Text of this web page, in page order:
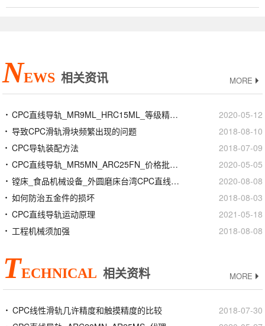
简称为导轨。运动部件的运动轨
市场已经经历了约5年的低迷，
NEWS 相关资讯 MORE
CPC直线导轨_MR9ML_HRC15ML_等级精度安装
2020-05-12
导致CPC滑轨滑块频繁出现的问题
2018-08-10
CPC导轨装配方法
2018-07-09
CPC直线导轨_MR5MN_ARC25FN_价格批发生产厂家
2020-05-05
镗床_食品机械设备_外圆磨床台湾CPC直线导轨滑块
2020-08-08
如何防治五金件的损坏
2018-08-03
CPC直线导轨运动原理
2021-05-18
工程机械须加强
2018-08-08
TECHNICAL 相关资料 MORE
CPC线性滑轨几许精度和触摸精度的比较
2018-07-30